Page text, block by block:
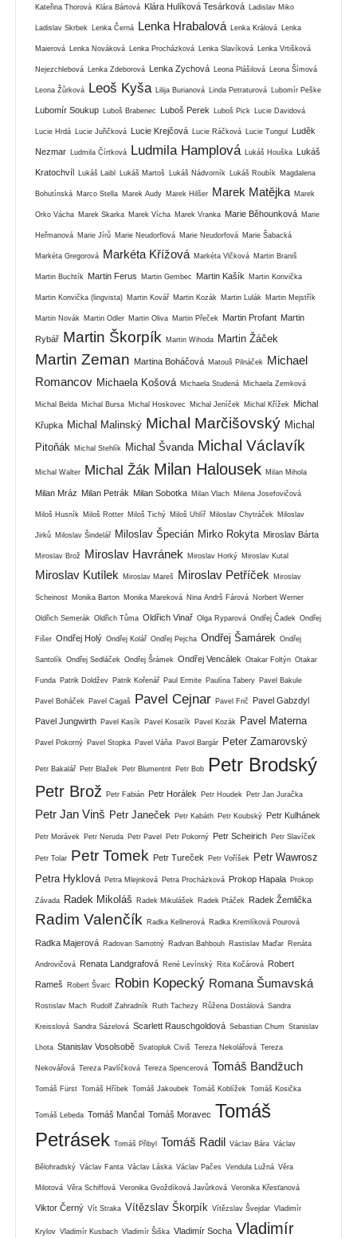
Kateřina Thorová Klára Bártová Klára Hulíková Tesárková Ladislav Miko
Ladislav Skrbek Lenka Černá Lenka Hrabalová Lenka Králová Lenka
Maierová Lenka Nováková Lenka Procházková Lenka Slavíková Lenka Vrtišková
Nejezchlebová Lenka Zdeborová Lenka Zychová Leona Plášilová Leona Šímová
Leona Žůrková Leoš Kyša Lilija Burianová Linda Petraturová Lubomír Peške
Lubomír Soukup Luboš Brabenec Luboš Perek Luboš Pick Lucie Davidová
Lucie Hrdá Lucie Juřičková Lucie Krejčová Lucie Ráčková Lucie Tungul Luděk
Nezmar Ludmila Čírtková Ludmila Hamplová Lukáš Houška Lukáš
Kratochvíl Lukáš Laibl Lukáš Martoš Lukáš Nádvorník Lukáš Roubík Magdalena
Bohutínská Marco Stella Marek Audy Marek Hilšer Marek Matějka Marek
Orko Vácha Marek Skarka Marek Vícha Marek Vranka Marie Běhounková Marie
Heřmanová Marie Jírů Marie Neudorflová Marie Neudorfová Marie Šabacká
Markéta Gregorová Markéta Křížová Markéta Vlčková Martin Braniš
Martin Buchtík Martin Ferus Martin Gembec Martin Kašík Martin Konvička
Martin Konvička (lingvista) Martin Kovář Martin Kozák Martin Lulák Martin Mejstřík
Martin Novák Martin Odler Martin Oliva Martin Přeček Martin Profant Martin
Rybář Martin Škorpík Martin Wihoda Martin Žáček
Martin Zeman Martina Boháčová Matouš Pilnáček
Michael
Romancov Michaela Košová Michaela Studená Michaela Zemková
Michal Belda Michal Bursa Michal Hoskovec Michal Jeníček Michal Křížek Michal
Křupka Michal Malinský Michal Marčišovský Michal
Pitoňák
Michal Stehlík Michal Švanda Michal Václavík
Michal Walter Michal Žák Milan Halousek Milan Mihola
Milan Mráz Milan Petrák Milan Sobotka Milan Vlach Milena Josefovičová
Miloš Husník Miloš Rotter Miloš Tichý Miloš Uhlíř Miloslav Chytráček Miloslav
Jirků Miloslav Šindelář Miloslav Špecián Mirko Rokyta Miroslav Bárta
Miroslav Brož Miroslav Havránek Miroslav Horký Miroslav Kutal
Miroslav Kutílek Miroslav Mareš Miroslav Petříček Miroslav
Scheinost Monika Barton Monika Mareková Nina Andrš Fárová Norbert Werner
Oldřich Semerák Oldřich Tůma Oldřich Vinař Olga Ryparová Ondřej Čadek Ondřej
Fišer Ondřej Holý Ondřej Kolář Ondřej Pejcha Ondřej Šamárek Ondřej
Santolík Ondřej Sedláček Ondřej Šrámek Ondřej Vencálek Otakar Foltýn Otakar
Funda Patrik Doldžev Patrik Kořenář Paul Ermite Paulína Tabery Pavel Bakule
Pavel Boháček Pavel Cagaš Pavel Cejnar Pavel Frič Pavel Gabzdyl
Pavel Jungwirth Pavel Kasík Pavel Kosatík Pavel Kozák Pavel Materna
Pavel Pokorný Pavel Stopka Pavel Váňa Pavol Bargár Peter Zamarovský
Petr Bakalář Petr Blažek Petr Blumentrit Petr Bob Petr Brodský
Petr Brož Petr Fabián Petr Horálek Petr Houdek Petr Jan Juračka
Petr Jan Vinš Petr Janeček Petr Kabáth Petr Koubský Petr Kulhánek
Petr Morávek Petr Neruda Petr Pavel Petr Pokorný Petr Scheirich Petr Slavíček
Petr Tolar Petr Tomek Petr Tureček Petr Voříšek
Petr Wawrosz
Petra Hyklová Petra Mlejnková Petra Procházková Prokop Hapala Prokop
Závada Radek Mikoláš Radek Mikulášek Radek Ptáček Radek Žemlička
Radim Valenčík Radka Kellnerová Radka Kremlíková Pourová
Radka Majerová Radovan Samotný Radvan Bahbouh Rastislav Maďar Renáta
Androvičová Renata Landgrafová René Levínský Rita Kočárová Robert
Rameš Robert Švarc Robin Kopecký Romana Šumavská
Rostislav Mach Rudolf Zahradník Ruth Tachezy Růžena Dostálová Sandra
Kreisslová Sandra Sázelová Scarlett Rauschgoldová Sebastian Chum Stanislav
Lhota Stanislav Vosolsobě Svatopluk Civiš Tereza Nekolářová Tereza
Nekovářová Tereza Pavlíčková Tereza Spencerová Tomáš Bandžuch
Tomáš Fürst Tomáš Hříbek Tomáš Jakoubek Tomáš Koblížek Tomáš Kosička
Tomáš Lebeda Tomáš Mančal Tomáš Moravec Tomáš
Petrásek Tomáš Přibyl Tomáš Radil Václav Bára Václav
Bělohradský Václav Fanta Václav Láska Václav Pačes Vendula Lužná Věra
Milotová Věra Schiffová Veronika Gvoždíková Javůrková Veronika Křesťanová
Viktor Černý Vít Straka Vítězslav Škorpík Vítězslav Švejdar Vladimír
Krylov Vladimír Kusbach Vladimír Šiška Vladimír Socha Vladimír